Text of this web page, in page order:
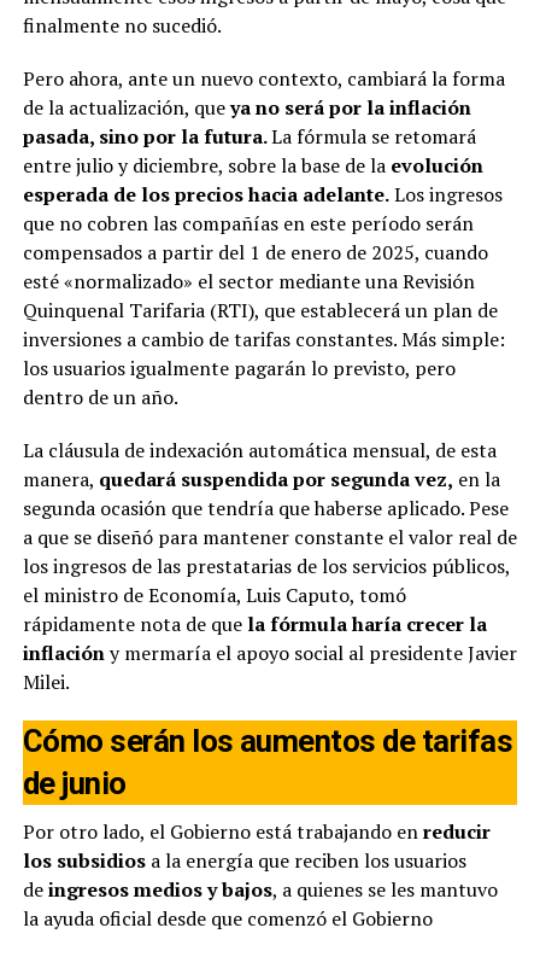
finalmente no sucedió.
Pero ahora, ante un nuevo contexto, cambiará la forma
de la actualización, queya no será por la inflación
pasada, sino por la futura.La fórmula se retomará
entre julio y diciembre, sobre la base de la evolución
esperada de los precios hacia adelante.Los ingresos
que no cobren las compañías en este período serán
compensados a partir del 1 de enero de 2025, cuando
esté «normalizado» el sector mediante una Revisión
Quinquenal Tarifaria (RTI), que establecerá un plan de
inversiones a cambio de tarifas constantes. Más simple:
los usuarios igualmente pagarán lo previsto, pero
dentro de un año.
La cláusula de indexación automática mensual, de esta
manera, quedará suspendida por segunda vez, en la
segunda ocasión que tendría que haberse aplicado. Pese
a que se diseñó para mantener constante el valor real de
los ingresos de las prestatarias de los servicios públicos,
el ministro de Economía, Luis Caputo, tomó
rápidamente nota de quela fórmula haría crecer la
inflacióny mermaría el apoyo social al presidente Javier
Milei.
Cómo serán los aumentos de tarifas
de junio
Por otro lado, el Gobierno está trabajando enreducir
los subsidiosa la energía que reciben los usuarios
deingresos medios y bajos, a quienes se les mantuvo
la ayuda oficial desde que comenzó el Gobierno